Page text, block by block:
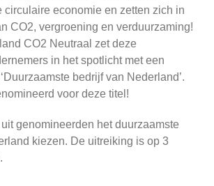
circulaire economie en zetten zich in
CO2, vergroening en verduurzaming!
CO2 Neutraal zet deze
in het spotlicht met een
bedrijf van Nederland’.
voor deze titel!
genomineerden het duurzaamste
kiezen. De uitreiking is op 3